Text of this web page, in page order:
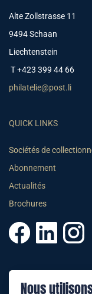
Nous
Alte Zollstrasse 11
9494 Schaan
Liechtenstein
T +423 399 44 66
philatelie@post.li
QUICK LINKS
Sociétés de
Abonnement
Actualités
Brochures
© 2025 PHILATELIE